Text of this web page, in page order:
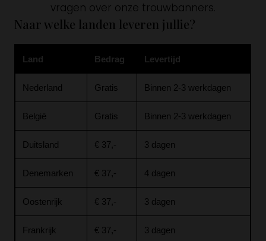
vragen over onze trouwbanners.
Naar welke landen leveren jullie?
Land Bedrag Levertijd
Nederland Gratis Binnen 2-3 werkdagen
België Gratis Binnen 2-3 werkdagen
Duitsland € 37,- 3 dagen
Denemarken € 37,- 4 dagen
Oostenrijk € 37,- 3 dagen
Frankrijk € 37,- 3 dagen